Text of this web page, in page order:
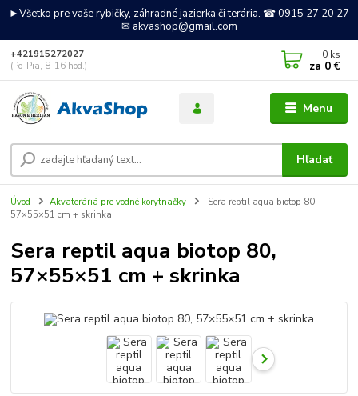
►Všetko pre vaše rybičky, záhradné jazierka či terária. ☎ 0915 27 20 27
✉ akvashop@gmail.com
Menu
Hľadať
+421915272027
(Po-Pia, 8-16 hod.)
0 ks
za 0 €
Úvod Akvateráriá pre vodné korytnačky
Sera reptil aqua biotop 80,
57×55×51 cm + skrinka
Sera reptil aqua biotop 80,
57×55×51 cm + skrinka